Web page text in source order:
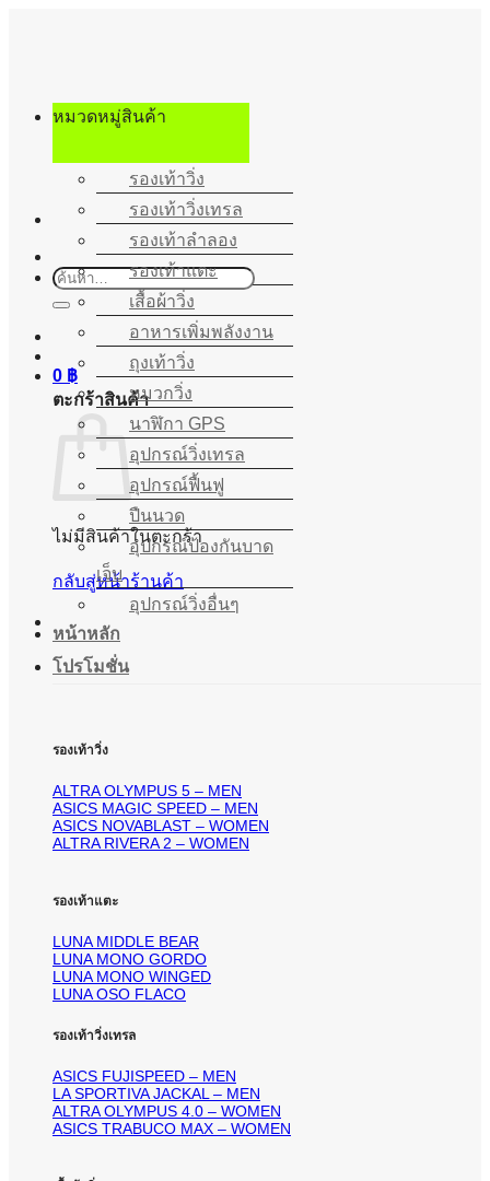
เนื้อหา
ค้นหา:
0 ฿
ตะกร้าสินค้า
ไม่มีสินค้าในตะกร้า
กลับสู่หน้าร้านค้า
หมวดหมู่สินค้า
รองเท้าวิ่ง
รองเท้าวิ่งเทรล
รองเท้าลำลอง
รองเท้าแตะ
เสื้อผ้าวิ่ง
อาหารเพิ่มพลังงาน
ถุงเท้าวิ่ง
หมวกวิ่ง
นาฬิกา GPS
อุปกรณ์วิ่งเทรล
อุปกรณ์ฟื้นฟู
ปืนนวด
อุปกรณ์ป้องกันบาด
เจ็บ
อุปกรณ์วิ่งอื่นๆ
หน้าหลัก
โปรโมชั่น
รองเท้าวิ่ง
ALTRA OLYMPUS 5 – MEN
ASICS MAGIC SPEED – MEN
ASICS NOVABLAST – WOMEN
ALTRA RIVERA 2 – WOMEN
รองเท้าแตะ
LUNA MIDDLE BEAR
LUNA MONO GORDO
LUNA MONO WINGED
LUNA OSO FLACO
รองเท้าวิ่งเทรล
ASICS FUJISPEED – MEN
LA SPORTIVA JACKAL – MEN
ALTRA OLYMPUS 4.0 – WOMEN
ASICS TRABUCO MAX – WOMEN